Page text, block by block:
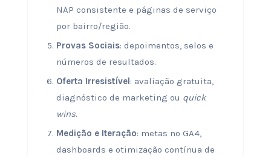
NAP consistente e páginas de serviço
por bairro/região.
Provas Sociais: depoimentos, selos e
números de resultados.
Oferta Irresistível : avaliação gratuita,
diagnóstico de marketing ou quick
wins.
Medição e Iteração: metas no GA4,
dashboards e otimização contínua de